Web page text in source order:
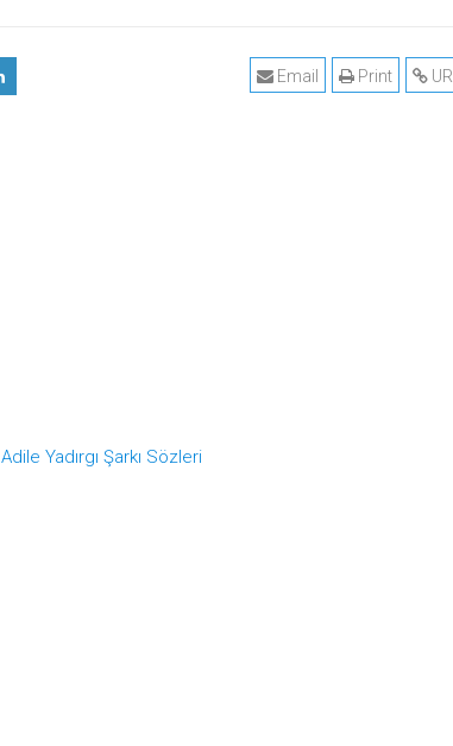
URL
Print
Email
Adile Yadırgı Şarkı Sözleri